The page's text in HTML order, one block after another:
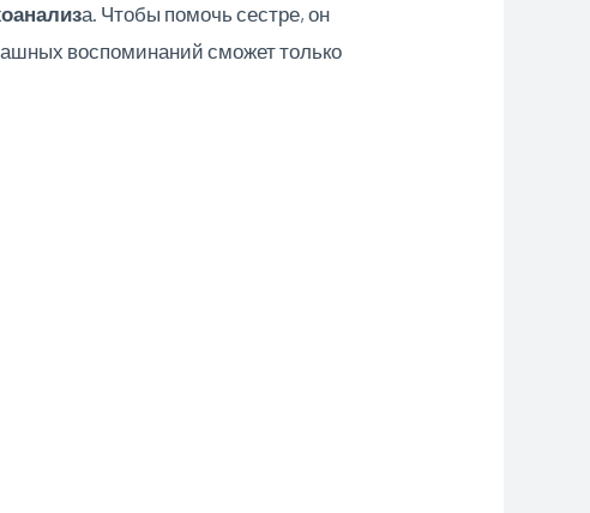
а. Чтобы помочь сестре, он
воспоминаний сможет только